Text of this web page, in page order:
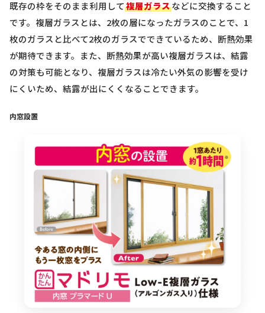
既存の枠をそのまま利用して複層ガラスなどに交換すること
です。複層ガラスとは、2枚の層になったガラスのことで、1
枚のガラスと比べて2枚のガラスでできているため、断熱効果
が期待できます。また、断熱効果が高い複層ガラスは、結露
の対策も可能となり、複層ガラスは冷たい外気の影響を受け
にくいため、結露が出にくくなることできます。
内窓設置